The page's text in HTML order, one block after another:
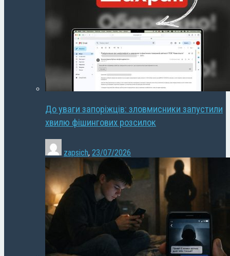
До уваги запоріжців: зловмисники запустили
хвилю фішингових розсилок
zapsich, 23/07/2026